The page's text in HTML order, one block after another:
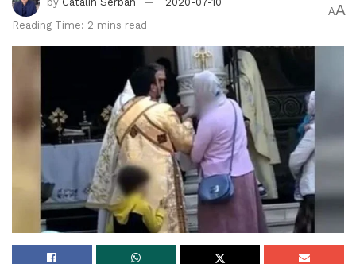
Reading Time: 2 mins read
AA